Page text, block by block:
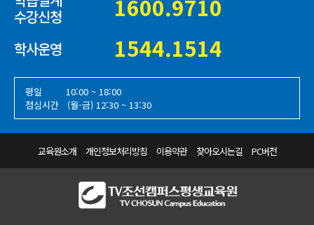
수강신청
1600.9710
학사운영 1544.1514
평일
10:00 ~ 18:00
점심시간 (월-금) 12:30 ~ 13:30
교육원소개 개인정보처리방침 이용약관 찾아오시는길 PC버전